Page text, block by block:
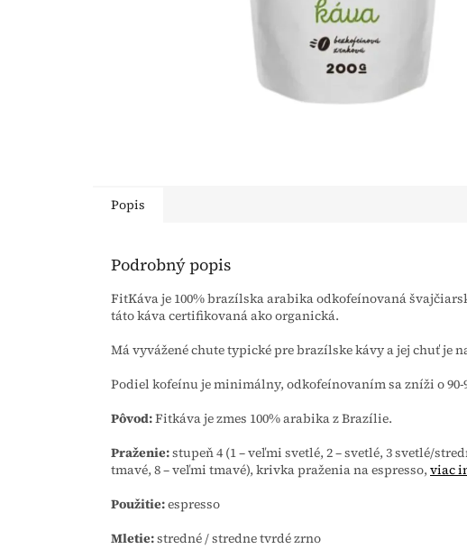
Popis
Podrobný popis
FitKáva je 100% brazílska arabika odkofeínovaná
táto káva certifikovaná ako organická.
Má vyvážené chute typické pre brazílske kávy a jej chuť je
Podiel kofeínu je minimálny, odkofeínovaním sa zníži o 90-
Pôvod:Fitkáva je zmes 100% arabika z Brazílie.
Praženie:stupeň 4 (1 – veľmi svetlé, 2 – svetlé, 3 svetlé/
tmavé, 8 – veľmi tmavé), krivka praženia na espresso, viac
Použitie:espresso
Mletie:stredné / stredne tvrdé zrno